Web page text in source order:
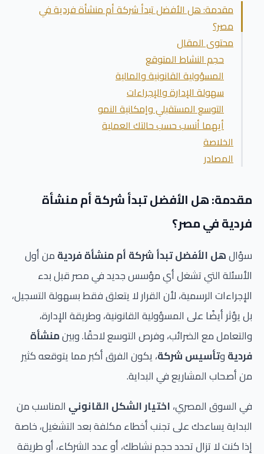
مقدمة: هل الأفضل تبدأ شركة أم منشأة فردية في
مصر؟
محتوى المقال
حجم النشاط المتوقع
المسؤولية القانونية والمالية
سهولة الإدارة والإجراءات
التوسع المستقبلي وإمكانية النمو
أيهما أنسب حسب حالتك العملية
الخلاصة
المصادر
مقدمة: هل الأفضل تبدأ شركة أم منشأة
فردية في مصر؟
سؤالهل الأفضل تبدأ شركة أم منشأة فرديةمن أول
الأسئلة التي تشغل أي مؤسس جديد في مصر قبل بدء
الإجراءات الرسمية، لأن القرار لا يتعلق فقط بسهولة التسجيل،
بل يؤثر أيضًا على المسؤولية القانونية، وطريقة الإدارة،
والتعامل مع الضرائب، وفرص التوسع لاحقًا. وبينمنشأة
فرديةوتأسيس شركة، يكون الفرق أكبر مما يتوقعه كثير
من أصحاب المشاريع في البداية.
في السوق المصري،اختيار الشكل القانوني المناسب من
البداية يساعدك على تجنب أخطاء مكلفة بعد التشغيل، خاصة
إذا كنت لا تزال تحدد حجم نشاطك، أو عدد الشركاء، أو طريقة